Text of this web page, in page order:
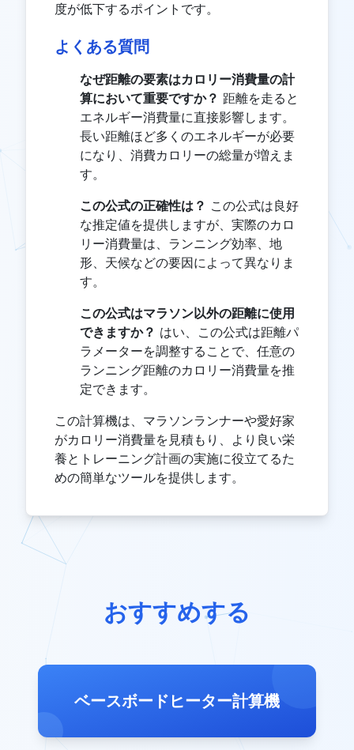
度が低下するポイントです。
よくある質問
なぜ距離の要素はカロリー消費量の計
算において重要ですか？ 距離を走ると
エネルギー消費量に直接影響します。
長い距離ほど多くのエネルギーが必要
になり、消費カロリーの総量が増えま
す。
この公式の正確性は？ この公式は良好
な推定値を提供しますが、実際のカロ
リー消費量は、ランニング効率、地
形、天候などの要因によって異なりま
す。
この公式はマラソン以外の距離に使用
できますか？ はい、この公式は距離パ
ラメーターを調整することで、任意の
ランニング距離のカロリー消費量を推
定できます。
この計算機は、マラソンランナーや愛好家
がカロリー消費量を見積もり、より良い栄
養とトレーニング計画の実施に役立てるた
めの簡単なツールを提供します。
おすすめする
ベースボードヒーター計算機